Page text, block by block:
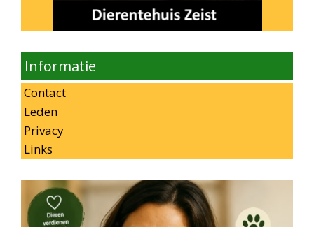
Informatie
Contact
Leden
Privacy
Links